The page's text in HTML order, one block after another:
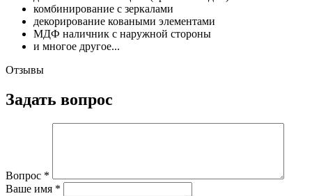
комбинирование с зеркалами
декорирование коваными элементами
МДФ наличник с наружной стороны
и многое другое...
Отзывы
Задать вопрос
Вопрос *
Ваше имя *